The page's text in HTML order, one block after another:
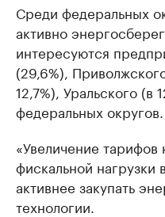
Среди федеральных
активно
интересуются
(29,6%),
12,7%), Уральского (в
федеральных округов.
«Увеличение
фискальной
активнее закупать
технологии.